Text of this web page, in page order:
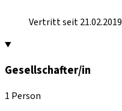
Vertritt seit 21.02.2019
Gesellschafter/in
1 Person